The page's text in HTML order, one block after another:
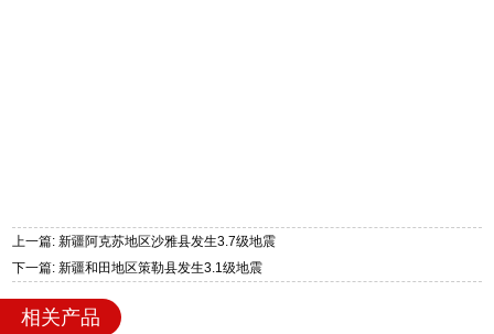
上一篇: 新疆阿克苏地区沙雅县发生3.7级地震
下一篇: 新疆和田地区策勒县发生3.1级地震
相关产品